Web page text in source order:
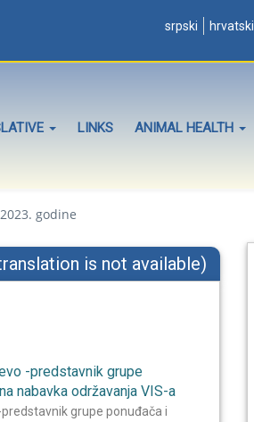
srpski hrvatski
LINKS ANIMAL HEALTH
godine
is not available)
-predstavnik grupe
nabavka održavanja VIS-a
grupe ponuđača i